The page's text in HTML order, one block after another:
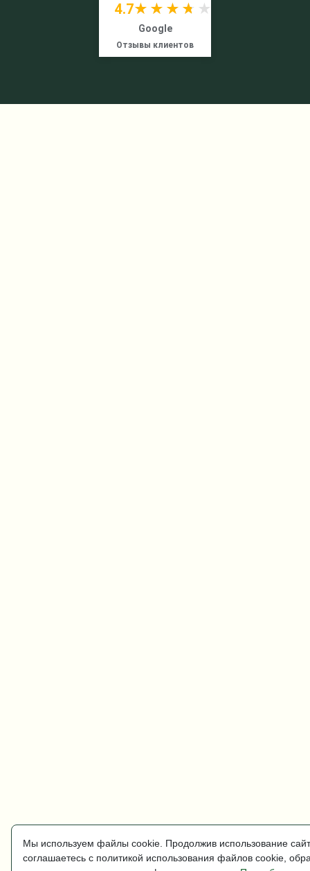
4.7★★★★★
★★★★★
Google
Отзывы клиентов
Мы используем файлы cookie. Продолжив использование
соглашаетесь с политикой использования файлов cookie,